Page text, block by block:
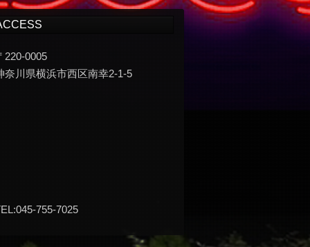
220-0005
奈川県横浜市西区南幸2-1-5
755-7025